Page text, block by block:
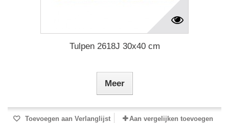
Tulpen 2618J 30x40 cm
Meer
Toevoegen aan Verlanglijst Aan vergelijken toevoegen